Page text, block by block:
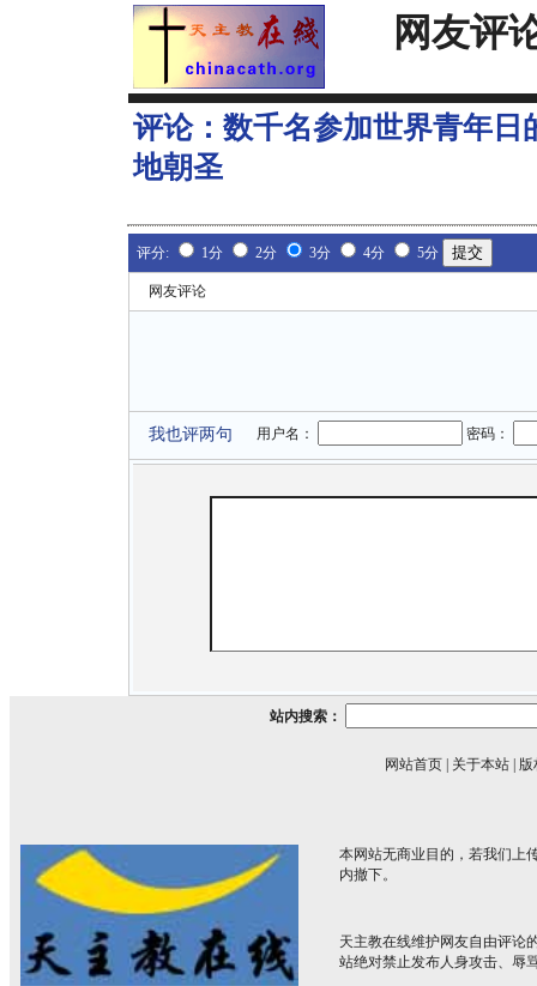
网友评
评论： 数千名参加世界青年日
地朝圣
评分: 1分 2分 3分 4分 5分
网友评论
我也评两句 用户名： 密码：
站内搜索：
网站首页 关于本站 版
本网站无商业目的，若我们上
内撤下。
天主教在线维护网友自由评论
站绝对禁止发布人身攻击、辱